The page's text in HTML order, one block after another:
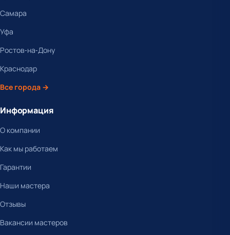
Самара
Уфа
Ростов-на-Дону
Краснодар
Все города →
Информация
О компании
Как мы работаем
Гарантии
Наши мастера
Отзывы
Вакансии мастеров